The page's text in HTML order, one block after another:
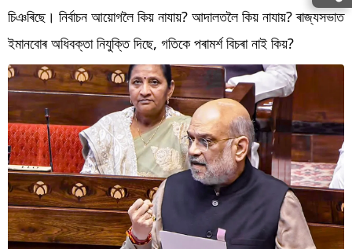
খেল
বিশ্ব
প্ৰযুক্তি
Videos
চিঞৰিছে। নিৰ্বাচন আয়োগলৈ কিয় নাযায়? আদালতলৈ কিয় নাযায়? ৰাজ্যসভাত
ইমানবোৰ অধিবক্তা নিযুক্তি দিছে, গতিকে পৰামৰ্শ বিচৰা নাই কিয়?